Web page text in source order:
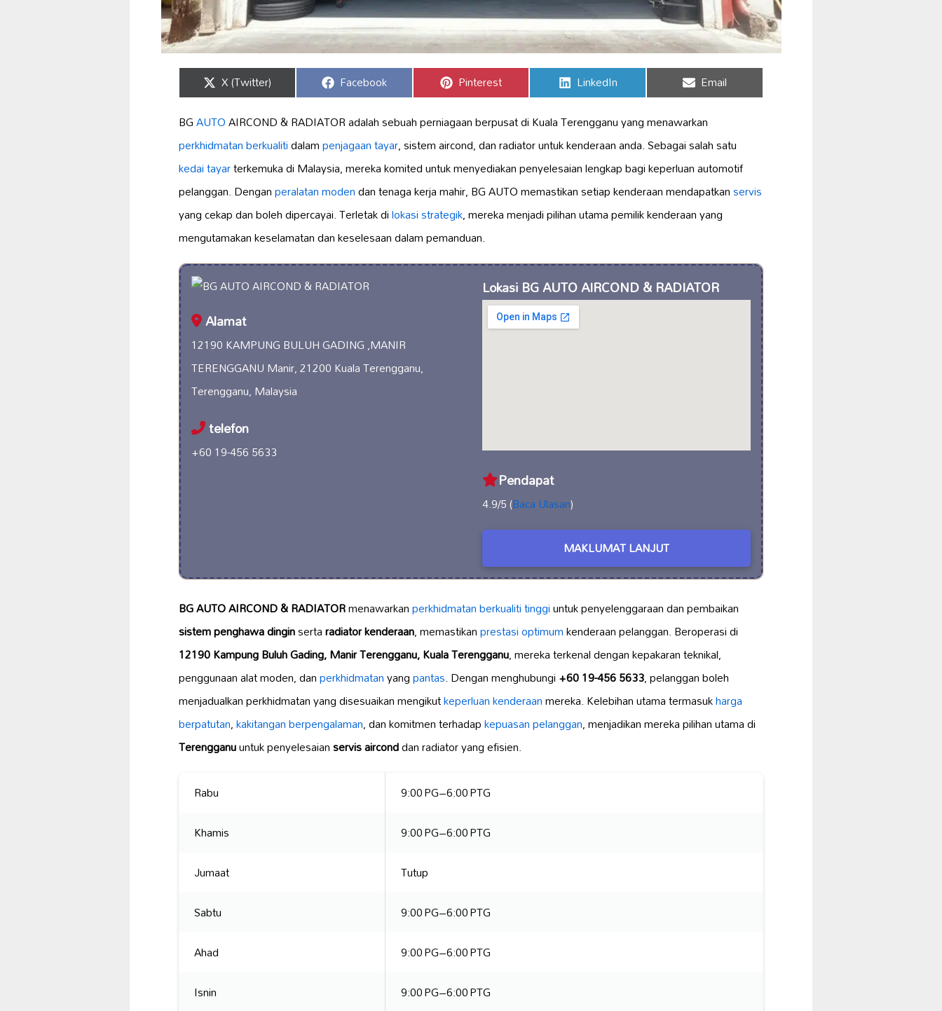
Share
on
X (Twitter) Share
on
Facebook Share
on
Pinterest Share
on
LinkedIn Share
on
Email
BGAUTOAIRCOND & RADIATOR adalah sebuah perniagaan berpusat di Kuala Terengganu yang menawarkan
perkhidmatan berkualitidalampenjagaan tayar, sistem aircond, dan radiator untuk kenderaan anda. Sebagai salah satu
kedai tayarterkemuka di Malaysia, mereka komited untuk menyediakan penyelesaian lengkap bagi keperluan automotif
pelanggan. Denganperalatan modendan tenaga kerja mahir, BG AUTO memastikan setiap kenderaan mendapatkanservis
yang cekap dan boleh dipercayai. Terletak dilokasi strategik, mereka menjadi pilihan utama pemilik kenderaan yang
mengutamakan keselamatan dan keselesaan dalam pemanduan.
Alamat
12190 KAMPUNG BULUH GADING ,MANIR
TERENGGANU Manir, 21200 Kuala Terengganu,
Terengganu, Malaysia
telefon
+60 19-456 5633
Lokasi BG AUTO AIRCOND & RADIATOR
Pendapat
4.9/5 (Baca Ulasan)
MAKLUMAT LANJUT
BG AUTO AIRCOND & RADIATORmenawarkanperkhidmatan berkualiti tinggiuntuk penyelenggaraan dan pembaikan
sistem penghawa dinginsertaradiator kenderaan, memastikanprestasi optimumkenderaan pelanggan. Beroperasi di
12190 Kampung Buluh Gading, Manir Terengganu, Kuala Terengganu, mereka terkenal dengan kepakaran teknikal,
penggunaan alat moden, danperkhidmatanyangpantas. Dengan menghubungi+60 19-456 5633, pelanggan boleh
menjadualkan perkhidmatan yang disesuaikan mengikutkeperluan kenderaanmereka. Kelebihan utama termasukharga
berpatutan,kakitangan berpengalaman, dan komitmen terhadapkepuasan pelanggan, menjadikan mereka pilihan utama di
Terengganuuntuk penyelesaianservis airconddan radiator yang efisien.
Rabu
9:00 PG–6:00 PTG
Khamis
9:00 PG–6:00 PTG
Jumaat
Tutup
Sabtu
9:00 PG–6:00 PTG
Ahad
9:00 PG–6:00 PTG
Isnin
9:00 PG–6:00 PTG